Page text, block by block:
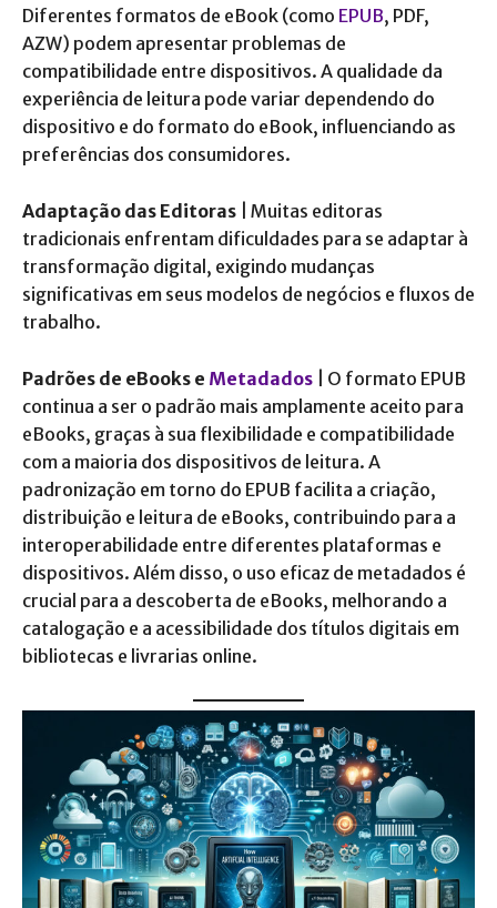
Diferentes formatos de eBook (como EPUB, PDF,
AZW) podem apresentar problemas de
compatibilidade entre dispositivos. A qualidade da
experiência de leitura pode variar dependendo do
dispositivo e do formato do eBook, influenciando as
preferências dos consumidores.
Adaptação das Editoras | Muitas editoras
tradicionais enfrentam dificuldades para se adaptar à
transformação digital, exigindo mudanças
significativas em seus modelos de negócios e fluxos de
trabalho.
Padrões de eBooks e Metadados | O formato EPUB
continua a ser o padrão mais amplamente aceito para
eBooks, graças à sua flexibilidade e compatibilidade
com a maioria dos dispositivos de leitura. A
padronização em torno do EPUB facilita a criação,
distribuição e leitura de eBooks, contribuindo para a
interoperabilidade entre diferentes plataformas e
dispositivos. Além disso, o uso eficaz de metadados é
crucial para a descoberta de eBooks, melhorando a
catalogação e a acessibilidade dos títulos digitais em
bibliotecas e livrarias online.